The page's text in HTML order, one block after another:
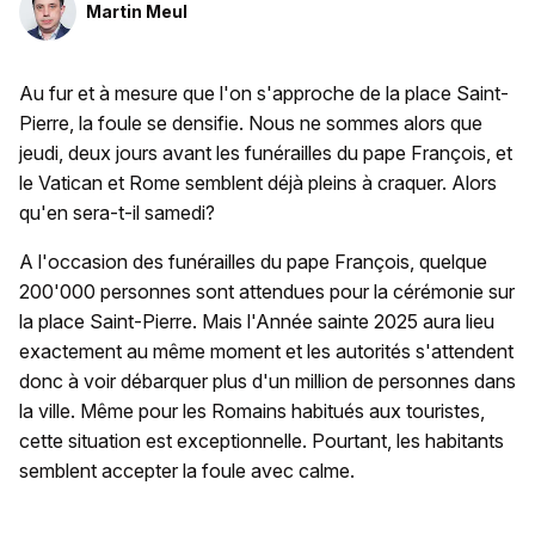
Martin Meul
Au fur et à mesure que l'on s'approche de la place Saint-
Pierre, la foule se densifie. Nous ne sommes alors que
jeudi, deux jours avant les funérailles du pape François, et
le Vatican et Rome semblent déjà pleins à craquer. Alors
qu'en sera-t-il samedi?
A l'occasion des funérailles du pape François, quelque
200'000 personnes sont attendues pour la cérémonie sur
la place Saint-Pierre. Mais l'Année sainte 2025 aura lieu
exactement au même moment et les autorités s'attendent
donc à voir débarquer plus d'un million de personnes dans
la ville. Même pour les Romains habitués aux touristes,
cette situation est exceptionnelle. Pourtant, les habitants
semblent accepter la foule avec calme.